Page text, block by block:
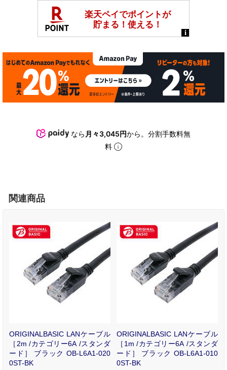
なら 月々3,045円から。分割手数料無
料
関連商品
ORIGINALBASIC LANケーブル
［2m /カテゴリー6A /スタンダ
ード］ ブラック OB-L6A1-020
0ST-BK
ORIGINALBASIC LANケーブル
［1m /カテゴリー6A /スタンダ
ード］ ブラック OB-L6A1-010
0ST-BK